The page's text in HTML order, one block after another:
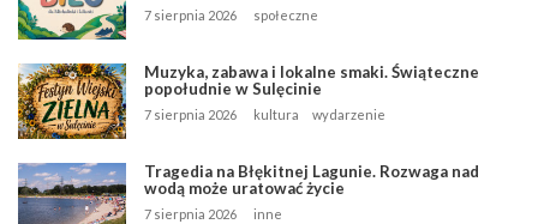
7 sierpnia 2026 społeczne
Muzyka, zabawa i lokalne smaki. Świąteczne
popołudnie w Sulęcinie
7 sierpnia 2026 kultura wydarzenie
Tragedia na Błękitnej Lagunie. Rozwaga nad
wodą może uratować życie
7 sierpnia 2026 inne